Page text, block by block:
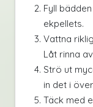
Fyll
ekpellets.
Vattna
Låt rinna
Strö ut
in det i
Täck med